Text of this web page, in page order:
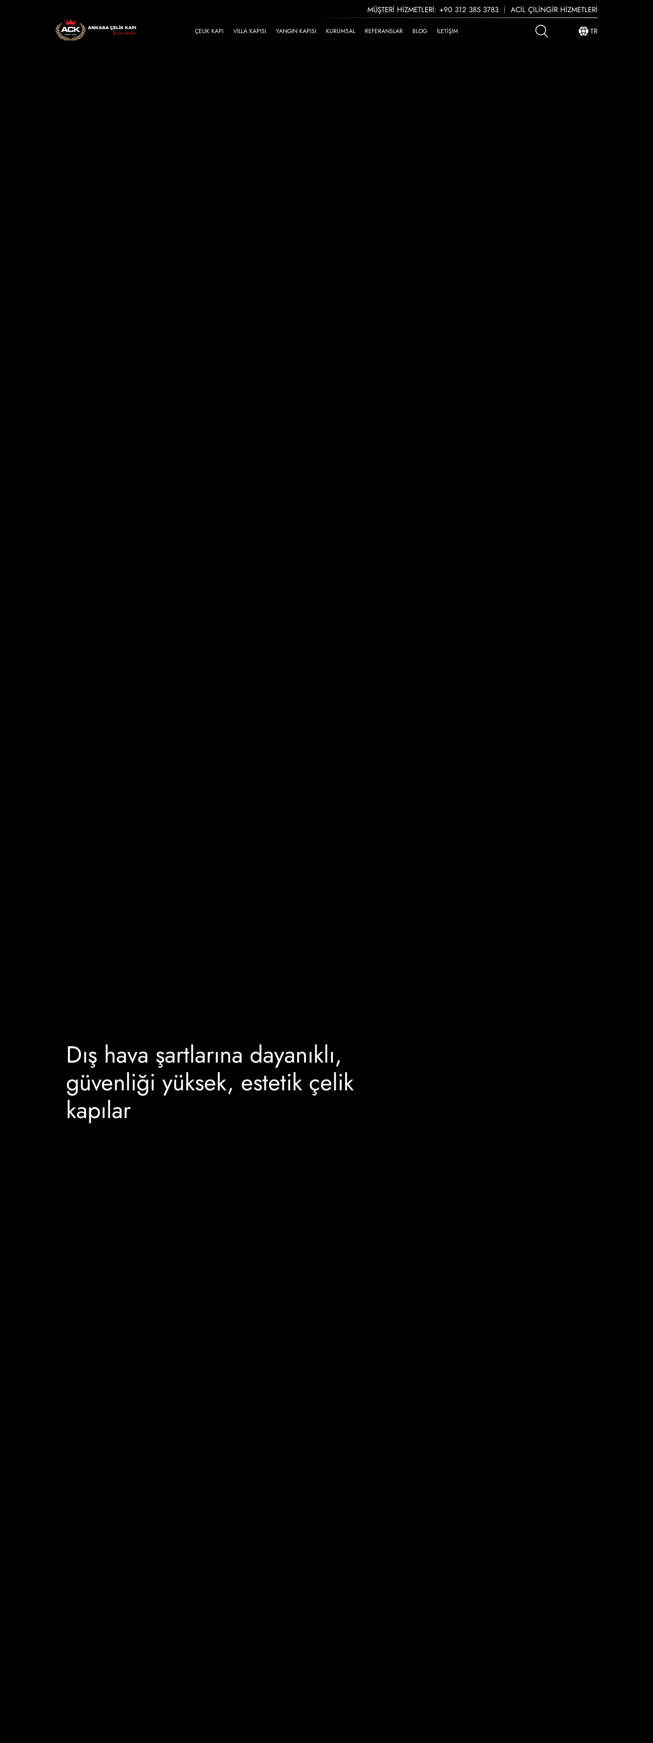
MÜŞTERI HIZMETLERI: +90 312 385 3783 ACIL ÇILINGIR HIZMETLERI
ÇELIK KAPI VILLA KAPISI YANGIN KAPISI KURUMSAL REFERANSLAR BLOG İLETIŞIM TR
Dış hava şartlarına dayanıklı,
güvenliği yüksek, estetik çelik
kapılar